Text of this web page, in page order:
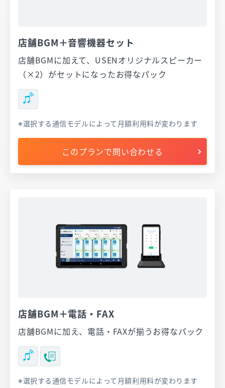
店舗BGM＋音響機器セット
店舗BGMに加えて、USENオリジナルスピーカー
（×2）がセットになったお得なパック
選択する通信モデルによって月額利用料が変わります
このプランで問い合わせる
店舗BGM＋電話・FAX
店舗BGMに加え、電話・FAXが揃うお得なパック
選択する通信モデルによって月額利用料が変わります